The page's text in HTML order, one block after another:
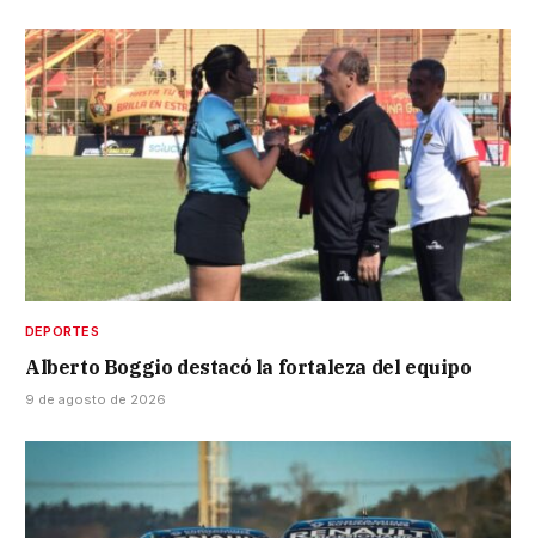
DEPORTES
Alberto Boggio destacó la fortaleza del equipo
9 de agosto de 2026